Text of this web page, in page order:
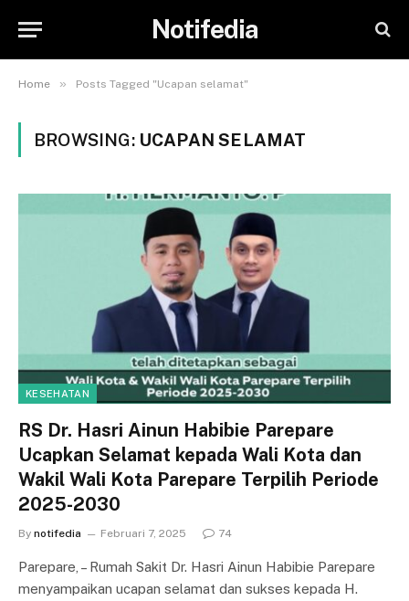
Notifedia
Home » Posts Tagged "Ucapan selamat"
BROWSING: UCAPAN SELAMAT
KESEHATAN
RS Dr. Hasri Ainun Habibie Parepare
Ucapkan Selamat kepada Wali Kota dan
Wakil Wali Kota Parepare Terpilih Periode
2025-2030
By notifedia Februari 7, 2025 74
Parepare, – Rumah Sakit Dr. Hasri Ainun Habibie Parepare
menyampaikan ucapan selamat dan sukses kepada H.